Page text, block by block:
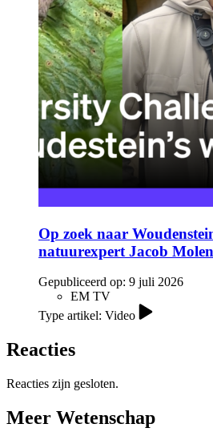
Op zoek naar
natuurexpert Jacob
Gepubliceerd op: 9 juli 2026
EM TV
Type artikel: Video
Reacties
Reacties zijn gesloten.
Meer Wetenschap